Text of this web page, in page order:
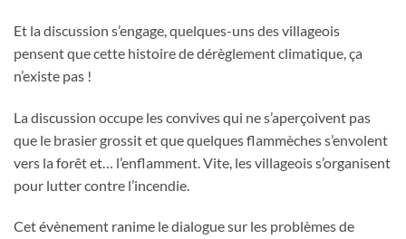
Et la discussion s’engage, quelques-uns des villageois
pensent que cette histoire de dérèglement climatique, ça
n’existe pas !
La discussion occupe les convives qui ne s’aperçoivent pas
que le brasier grossit et que quelques flammèches s’envolent
vers la forêt et… l’enflamment. Vite, les villageois s’organisent
pour lutter contre l’incendie.
Cet évènement ranime le dialogue sur les problèmes de